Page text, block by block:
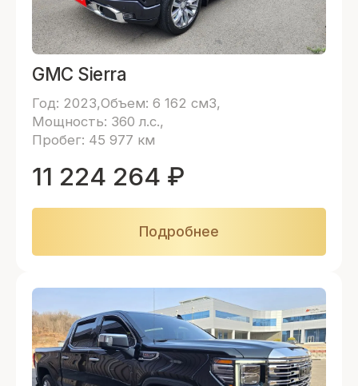
GMC Sierra
Год: 2023 Объем: 6 162 см3
Мощность: 360 л.с.
Пробег: 45 977 км
11 224 264 ₽
Подробнее